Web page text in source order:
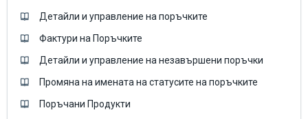
Детайли и управление на поръчките
Фактури на Поръчките
Детайли и управление на незавършени поръчки
Промяна на имената на статусите на поръчките
Поръчани Продукти